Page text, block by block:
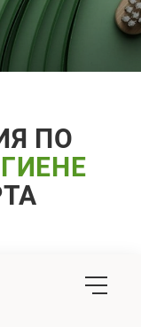
ПО